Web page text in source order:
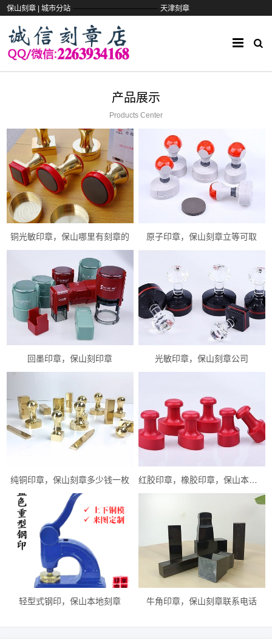
保山刻章 |城市分站 ——————————天津刻章
产品展示
Products Center
铜光敏印章，保山哪里有刻章的 原子印章，保山刻章立等可取
回墨印章，保山刻印章 光敏印章，保山刻章公司
纯铜印章，保山刻章多少钱一枚
轻型式钢印，保山本地刻章 牛角印章，保山刻章联系电话